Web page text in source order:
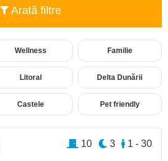
Arată filtre
Wellness Familie
Litoral Delta Dunării
Castele Pet friendly
1 - 30
3
10